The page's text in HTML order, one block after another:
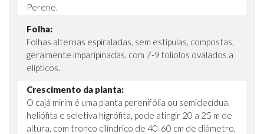
Perene.
Folha:
Folhas alternas espiraladas, sem estípulas, compostas,
geralmente imparipinadas, com 7-9 folíolos ovalados a
elípticos.
Crescimento da planta:
O cajá mirim é uma planta perenifólia ou semidecídua,
heliófita e seletiva higrófita, pode atingir 20 a 25 m de
altura, com tronco cilíndrico de 40-60 cm de diâmetro,